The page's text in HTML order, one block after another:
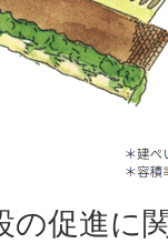
の促進に